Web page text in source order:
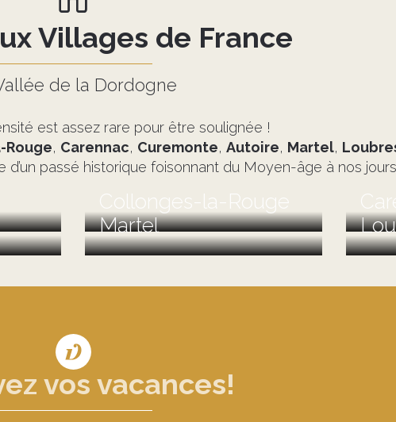
Villages de France
de la Dordogne
est assez rare pour être soulignée !
Rouge, Carennac, Curemonte, Autoire, Martel,
d’un passé historique foisonnant du Moyen-âge à nos
Collonges-la-Rouge
Martel
vos vacances!